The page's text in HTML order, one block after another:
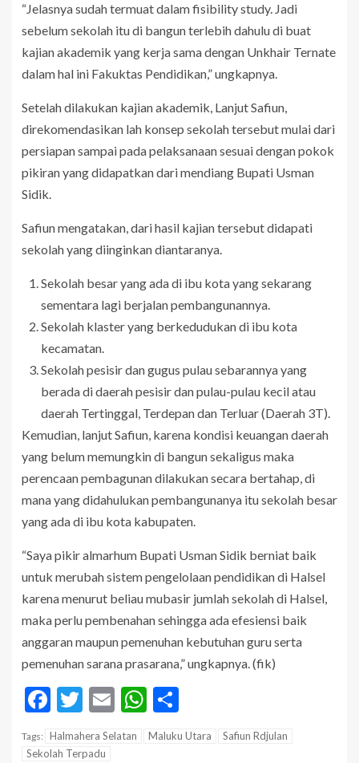
“Jelasnya sudah termuat dalam fisibility study. Jadi
sebelum sekolah itu di bangun terlebih dahulu di buat
kajian akademik yang kerja sama dengan Unkhair Ternate
dalam hal ini Fakuktas Pendidikan,” ungkapnya.
Setelah dilakukan kajian akademik, Lanjut Safiun,
direkomendasikan lah konsep sekolah tersebut mulai dari
persiapan sampai pada pelaksanaan sesuai dengan pokok
pikiran yang didapatkan dari mendiang Bupati Usman
Sidik.
Safiun mengatakan, dari hasil kajian tersebut didapati
sekolah yang diinginkan diantaranya.
Sekolah besar yang ada di ibu kota yang sekarang
sementara lagi berjalan pembangunannya.
Sekolah klaster yang berkedudukan di ibu kota
kecamatan.
Sekolah pesisir dan gugus pulau sebarannya yang
berada di daerah pesisir dan pulau-pulau kecil atau
daerah Tertinggal, Terdepan dan Terluar (Daerah 3T).
Kemudian, lanjut Safiun, karena kondisi keuangan daerah
yang belum memungkin di bangun sekaligus maka
perencaan pembagunan dilakukan secara bertahap, di
mana yang didahulukan pembangunanya itu sekolah besar
yang ada di ibu kota kabupaten.
“Saya pikir almarhum Bupati Usman Sidik berniat baik
untuk merubah sistem pengelolaan pendidikan di Halsel
karena menurut beliau mubasir jumlah sekolah di Halsel,
maka perlu pembenahan sehingga ada efesiensi baik
anggaran maupun pemenuhan kebutuhan guru serta
pemenuhan sarana prasarana,” ungkapnya. (fik)
Facebook
Twitter
EmailWhatsApp
Tags: Halmahera Selatan Maluku Utara
Safiun Rdjulan
Sekolah Terpadu